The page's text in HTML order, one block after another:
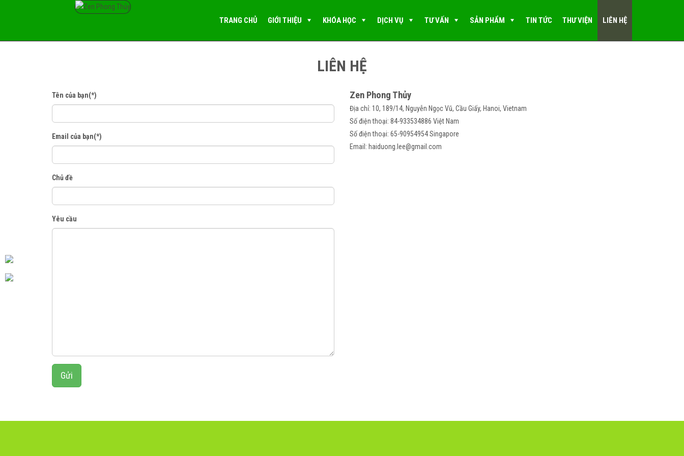
TRANG CHỦ GIỚI THIỆU KHÓA HỌC DỊCH VỤ TƯ VẤN SẢN PHẨM TIN TỨC THƯ VIỆN LIÊN HỆ
LIÊN HỆ
Tên của bạn(*)
Email của bạn(*)
Chủ đề
Yêu cầu
Zen Phong Thủy
Địa chỉ: 10, 189/14, Nguyễn Ngọc Vũ, Cầu Giấy, Hanoi, Vietnam
Số điện thoại: 84-933534886 Việt Nam
Số điện thoại: 65-90954954 Singapore
Email: haiduong.lee@gmail.com